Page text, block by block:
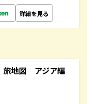
詳細を見る
地図 アジア編